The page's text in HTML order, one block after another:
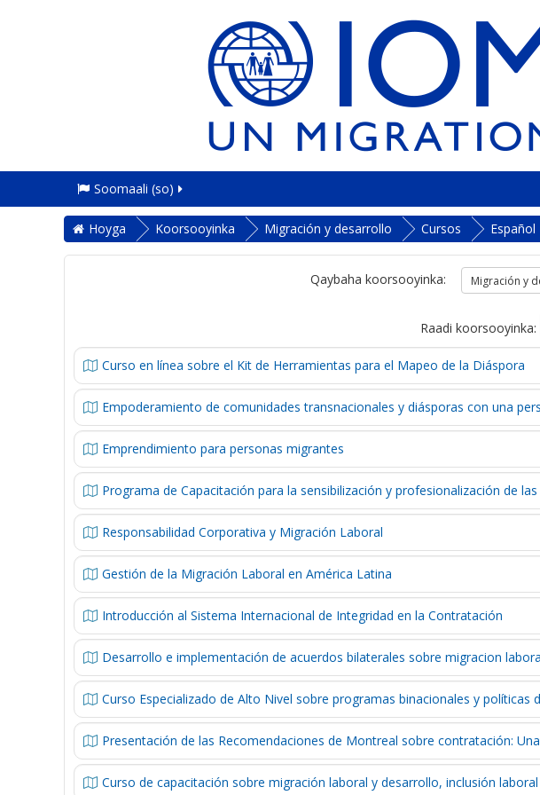
Soomaali ‎(so)‎
Hoyga Koorsooyinka Migración y desarrollo Cursos Español
Qaybaha koorsooyinka:
Raadi koorsooyinka:
Curso en línea sobre el Kit de Herramientas para el Mapeo de la Diáspora
Empoderamiento de comunidades transnacionales y diásporas con una
Emprendimiento para personas migrantes
Programa de Capacitación para la sensibilización y profesionalización de
Responsabilidad Corporativa y Migración Laboral
Gestión de la Migración Laboral en América Latina
Introducción al Sistema Internacional de Integridad en la Contratación
Desarrollo e implementación de acuerdos bilaterales sobre migracion
Curso Especializado de Alto Nivel sobre programas binacionales y políticas
Presentación de las Recomendaciones de Montreal sobre contratación:
Curso de capacitación sobre migración laboral y desarrollo, inclusión